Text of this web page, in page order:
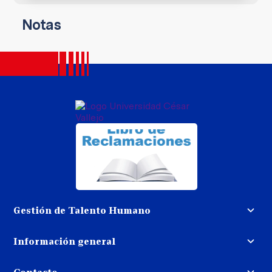
Notas
Gestión de Talento Humano
Trabaja con nosotros
Información general
dinero